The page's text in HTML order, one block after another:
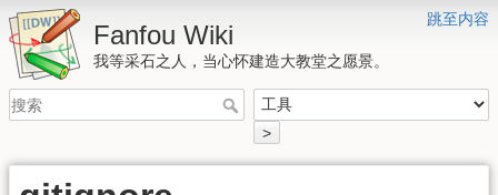
跳至内容
Fanfou Wiki
我等采石之人，当心怀建造大教堂之愿景。
>